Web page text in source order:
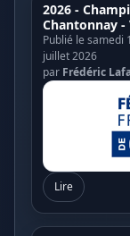
2026 -
Chantonnay -
Publié le
juillet 2026
par Frédéric
Lire